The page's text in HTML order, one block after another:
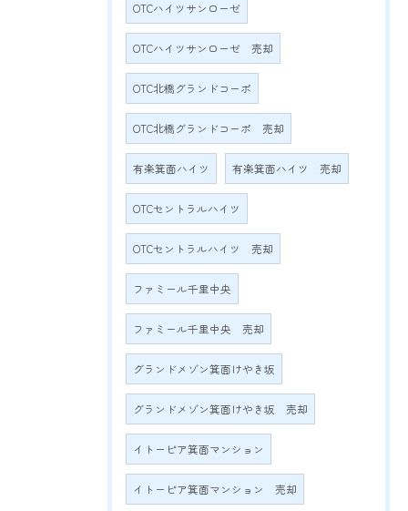
OTCハイツサンローゼ
OTCハイツサンローゼ 売却
OTC北橋グランドコーポ
OTC北橋グランドコーポ 売却
有楽箕面ハイツ 有楽箕面ハイツ 売却
OTCセントラルハイツ
OTCセントラルハイツ 売却
ファミール千里中央
ファミール千里中央 売却
グランドメゾン箕面けやき坂
グランドメゾン箕面けやき坂 売却
イトーピア箕面マンション
イトーピア箕面マンション 売却